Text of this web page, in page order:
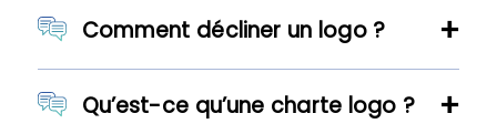
Comment décliner un logo ?
Qu’est-ce qu’une charte logo ?